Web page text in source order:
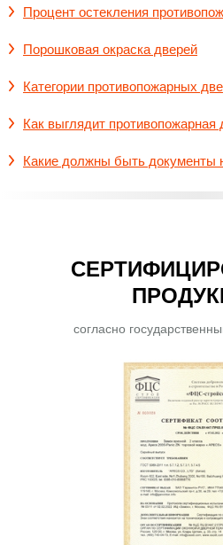
Процент остекления
Порошковая окраска дверей
Категории противопожарных
Как выглядит противопожарная
Какие должны быть документы
согласно